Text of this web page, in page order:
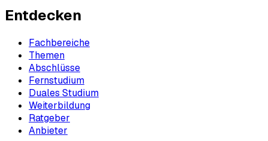
Entdecken
Fachbereiche
Themen
Abschlüsse
Fernstudium
Duales Studium
Weiterbildung
Ratgeber
Anbieter